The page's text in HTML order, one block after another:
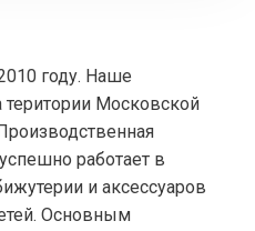
году. Наше
територии Московской
работает в
и аксессуаров
Основным